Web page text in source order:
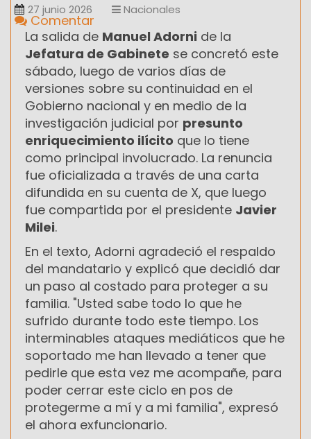
27 junio 2026 Nacionales
Comentar
La salida de Manuel Adorni de la
Jefatura de Gabinete se concretó este
sábado, luego de varios días de
versiones sobre su continuidad en el
Gobierno nacional y en medio de la
investigación judicial por presunto
enriquecimiento ilícito que lo tiene
como principal involucrado. La renuncia
fue oficializada a través de una carta
difundida en su cuenta de X, que luego
fue compartida por el presidente Javier
Milei.
En el texto, Adorni agradeció el respaldo
del mandatario y explicó que decidió dar
un paso al costado para proteger a su
familia. "Usted sabe todo lo que he
sufrido durante todo este tiempo. Los
interminables ataques mediáticos que he
soportado me han llevado a tener que
pedirle que esta vez me acompañe, para
poder cerrar este ciclo en pos de
protegerme a mí y a mi familia", expresó
el ahora exfuncionario.